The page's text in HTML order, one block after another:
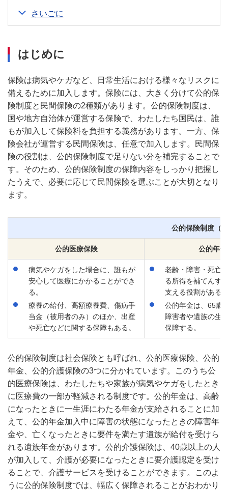
さいごに
はじめに
保険は病気やケガなど、日常生活における様々なリスクに
備えるために加入します。保険には、大きく分けて公的保
険制度と民間保険の2種類があります。公的保険制度は、
国や地方自治体が運営する保険で、わたしたち国民は、誰
もが加入して保険料を負担する義務があります。一方、保
険会社が運営する民間保険は、任意で加入します。民間保
険の役割は、公的保険制度で足りない分を補完することで
す。そのため、公的保険制度の保障内容をしっかり把握し
たうえで、必要に応じて民間保険を選ぶことが大切となり
ます。
公的保険制度（
公的医療保険 公的年金
病気やケガをした場合に、誰もが
安心して医療にかかることができ
る。
療養の給付、高額療養費、傷病手
当金（被用者のみ）のほか、出産
や死亡などに関する保障もある。
老齢・障害・死亡
る所得を補てんす
支える役割がある
公的年金は、65歳
障害者や遺族の生
保障する。
公的保険制度は社会保険とも呼ばれ、公的医療保険、公的
年金、公的介護保険の3つに分かれています。このうち公
的医療保険は、わたしたちや家族が病気やケガをしたとき
に医療費の一部が軽減される制度です。公的年金は、高齢
になったときに一生涯にわたる年金が支給されることに加
えて、公的年金加入中に障害の状態になったときの障害年
金や、亡くなったときに要件を満たす遺族が給付を受けら
れる遺族年金があります。公的介護保険は、40歳以上の人
が加入して、介護が必要になったときに要介護認定を受け
ることで、介護サービスを受けることができます。このよ
うに公的保険制度では、幅広く保障されることがおわかり